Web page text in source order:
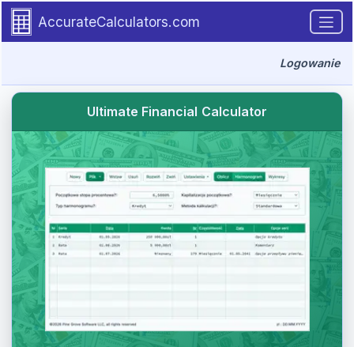
Go to tutorial content
AccurateCalculators.com
Logowanie
Ultimate Financial Calculator